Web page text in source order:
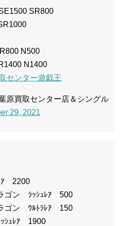
SR800
N500
N1400
センター遊戯王
原買取センター店＆シングル
29, 2021
ｱ 2200
ゴン ﾗｯｼｭﾚｱ 500
ゴン ｳﾙﾄﾗﾚｱ 150
ｼｭﾚｱ 1900